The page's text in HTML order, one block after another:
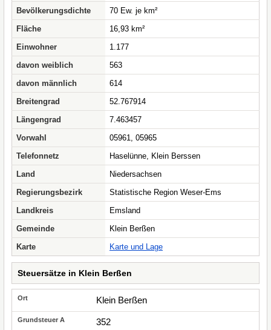
Bevölkerungsdichte
70 Ew. je km²
Fläche
16,93 km²
Einwohner
1.177
davon weiblich
563
davon männlich
614
Breitengrad
52.767914
Längengrad
7.463457
Vorwahl
05961, 05965
Telefonnetz
Haselünne, Klein Berssen
Land
Niedersachsen
Regierungsbezirk
Statistische Region Weser-Ems
Landkreis
Emsland
Gemeinde
Klein Berßen
Karte
Karte und Lage
Steuersätze in Klein Berßen
Klein Berßen
352